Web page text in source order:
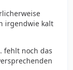
irgendwie kalt
fehlt noch das